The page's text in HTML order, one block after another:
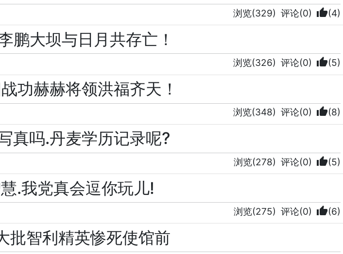
浏览(329) 评论(0) thumb_up(4)
鹏大坝与日月共存亡！
浏览(326) 评论(0) thumb_up(5)
功赫赫将领洪福齐天！
浏览(348) 评论(0) thumb_up(8)
真吗.丹麦学历记录呢?
浏览(278) 评论(0) thumb_up(5)
.我党真会逗你玩儿!
浏览(275) 评论(0) thumb_up(6)
批智利精英惨死使馆前